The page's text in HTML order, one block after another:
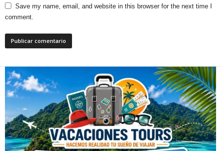
Save my name, email, and website in this browser for the next time I
comment.